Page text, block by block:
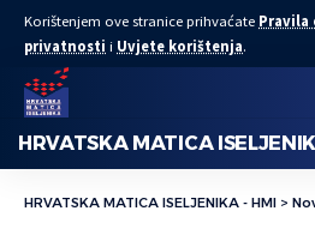
Korištenjem ove stranice prihvaćate Pravila
privatnosti i Uvjete korištenja.
HRVATSKA MATICA
HRVATSKA MATICA ISELJENIKA - HMI >